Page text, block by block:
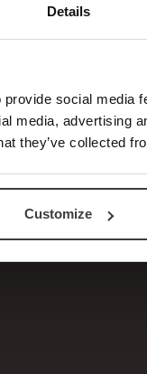
Details
social media
media, advertising
they’ve collected
Customize